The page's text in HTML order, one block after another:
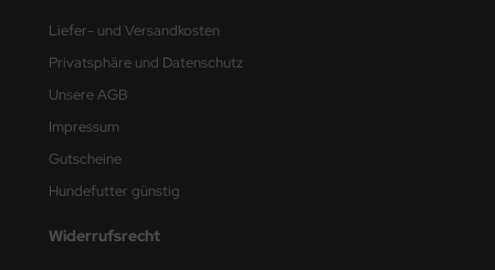
Liefer- und Versandkosten
Privatsphäre und Datenschutz
Unsere AGB
Impressum
Gutscheine
Hundefutter günstig
Widerrufsrecht